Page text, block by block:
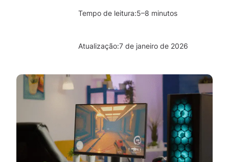
Tempo de leitura:5–8 minutos
Atualização:7 de janeiro de 2026